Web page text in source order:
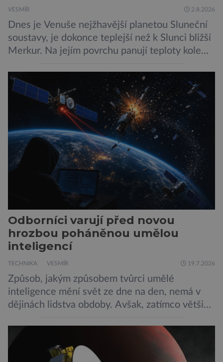
VESMÍR 2.8.2026
Dnes je Venuše nejžhavější planetou Sluneční
soustavy, je dokonce teplejší než k Slunci bližší
Merkur. Na jejím povrchu panují teploty kolem
hustší než na Zemi a aby toho nebylo málo, z
oblaků se snáší kapky kyseliny sírové. Zkrátka,
není to prostředí, ve kterém by příčetný člověk
chtěl strávit […]
Odborníci varují před novou
hrozbou poháněnou umělou
inteligencí
TECHNIKA VESMÍR 19.7.2026
Způsob, jakým způsobem tvůrci umělé
inteligence mění svět ze dne na den, nemá v
dějinách lidstva obdoby. Avšak, zatímco většina
generování obrázků nebo automatizaci práce,
bezpečnostní experti upozorňují na mnohem
méně nápadné riziko. Podle některých